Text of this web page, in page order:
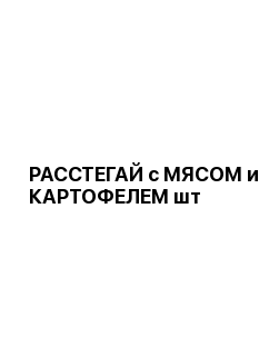
РАССТЕГАЙ с МЯСОМ и
КАРТОФЕЛЕМ шт